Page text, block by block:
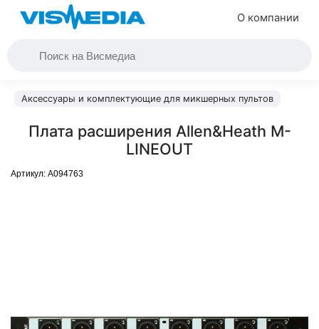
О компании
Аксессуары и комплектующие для микшерных пультов
Плата расширения Allen&Heath M-
LINEOUT
Артикул: A094763